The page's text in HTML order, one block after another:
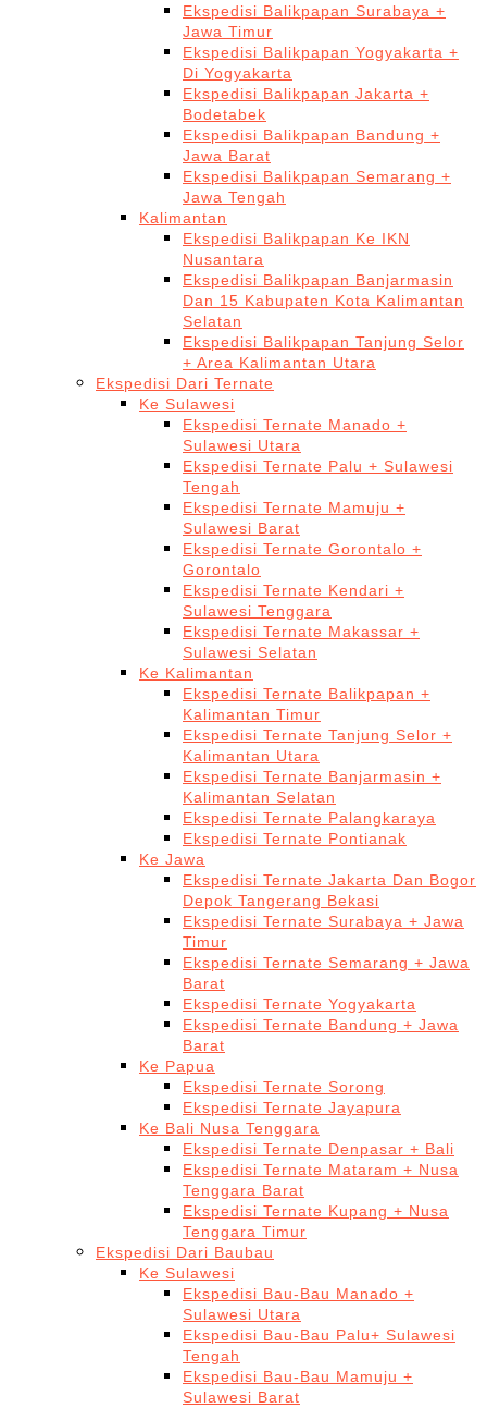
Ekspedisi Balikpapan Surabaya +
Jawa Timur
Ekspedisi Balikpapan Yogyakarta +
Di Yogyakarta
Ekspedisi Balikpapan Jakarta +
Bodetabek
Ekspedisi Balikpapan Bandung +
Jawa Barat
Ekspedisi Balikpapan Semarang +
Jawa Tengah
Kalimantan
Ekspedisi Balikpapan Ke IKN
Nusantara
Ekspedisi Balikpapan Banjarmasin
Dan 15 Kabupaten Kota Kalimantan
Selatan
Ekspedisi Balikpapan Tanjung Selor
+ Area Kalimantan Utara
Ekspedisi Dari Ternate
Ke Sulawesi
Ekspedisi Ternate Manado +
Sulawesi Utara
Ekspedisi Ternate Palu + Sulawesi
Tengah
Ekspedisi Ternate Mamuju +
Sulawesi Barat
Ekspedisi Ternate Gorontalo +
Gorontalo
Ekspedisi Ternate Kendari +
Sulawesi Tenggara
Ekspedisi Ternate Makassar +
Sulawesi Selatan
Ke Kalimantan
Ekspedisi Ternate Balikpapan +
Kalimantan Timur
Ekspedisi Ternate Tanjung Selor +
Kalimantan Utara
Ekspedisi Ternate Banjarmasin +
Kalimantan Selatan
Ekspedisi Ternate Palangkaraya
Ekspedisi Ternate Pontianak
Ke Jawa
Ekspedisi Ternate Jakarta Dan Bogor
Depok Tangerang Bekasi
Ekspedisi Ternate Surabaya + Jawa
Timur
Ekspedisi Ternate Semarang + Jawa
Barat
Ekspedisi Ternate Yogyakarta
Ekspedisi Ternate Bandung + Jawa
Barat
Ke Papua
Ekspedisi Ternate Sorong
Ekspedisi Ternate Jayapura
Ke Bali Nusa Tenggara
Ekspedisi Ternate Denpasar + Bali
Ekspedisi Ternate Mataram + Nusa
Tenggara Barat
Ekspedisi Ternate Kupang + Nusa
Tenggara Timur
Ekspedisi Dari Baubau
Ke Sulawesi
Ekspedisi Bau-Bau Manado +
Sulawesi Utara
Ekspedisi Bau-Bau Palu+ Sulawesi
Tengah
Ekspedisi Bau-Bau Mamuju +
Sulawesi Barat